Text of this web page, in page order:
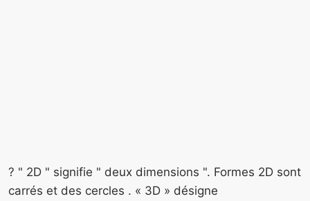
? " 2D " signifie " deux dimensions ". Formes 2D sont
carrés et des cercles . « 3D » désigne